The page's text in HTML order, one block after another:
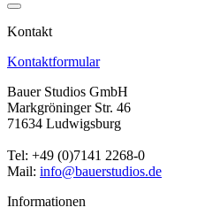
Kontakt
Kontaktformular
Bauer Studios GmbH
Markgröninger Str. 46
71634 Ludwigsburg
Tel: +49 (0)7141 2268-0
Mail: info@bauerstudios.de
Informationen